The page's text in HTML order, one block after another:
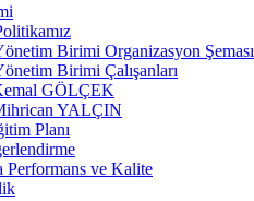
Birimi Organizasyon Şeması
Birimi Çalışanları
GÖLÇEK
YALÇIN
Planı
Performans ve Kalite